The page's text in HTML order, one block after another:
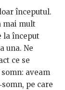
începutul.
mai mult
la început
una. Ne
ce se
aveam
pe care